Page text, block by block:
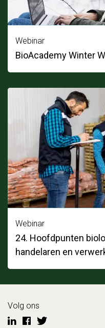
Webinar
BioAcademy Winter
Webinar
24. Hoofdpunten
handelaren en
Volg ons